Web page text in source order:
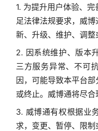
1. 为提升用户体验、
足法律法规要求，威
新、升级、维护、调整
2. 因系统维护、版本
三方服务异常、不可
因，可能导致本平台
或终止。威博通将尽合
3. 威博通有权根据业
求，变更、暂停、限制